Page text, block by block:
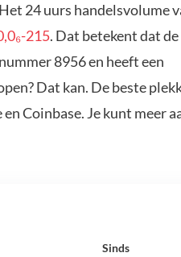
24 uurs handelsvolume
215. Dat betekent dat
8956 en heeft een
Dat kan. De beste
Coinbase. Je kunt meer
Sinds